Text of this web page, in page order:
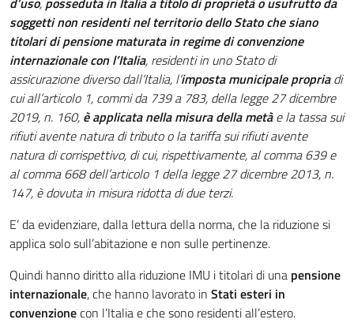
soggetti non residenti nel territorio dello Stato che siano
titolari di pensione maturata in regime di convenzione
internazionale con l’Italia, residenti in uno Stato di
assicurazione diverso dall’Italia, l’imposta municipale propriadi
cui all’articolo 1, commi da 739 a 783, della legge 27 dicembre
2019, n. 160, è applicata nella misura della metàe la tassa sui
rifiuti avente natura di tributo o la tariffa sui rifiuti avente
natura di corrispettivo, di cui, rispettivamente, al comma 639 e
al comma 668 dell’articolo 1 della legge 27 dicembre 2013, n.
147, è dovuta in misura ridotta di due terzi.
E’ da evidenziare, dalla lettura della norma, che la riduzione si
applica solo sull’abitazione e non sulle pertinenze.
Quindi hanno diritto alla riduzione IMU i titolari di una pensione
internazionale, che hanno lavorato in Stati esteri in
convenzionecon l’Italia e che sono residenti all’estero.